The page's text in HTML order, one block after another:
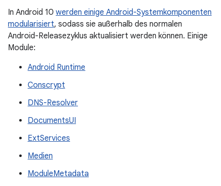
In Android 10 werden einige Android-Systemkomponenten
modularisiert, sodass sie außerhalb des normalen
Android-Releasezyklus aktualisiert werden können. Einige
Module:
Android Runtime
Conscrypt
DNS-Resolver
DocumentsUI
ExtServices
Medien
ModuleMetadata